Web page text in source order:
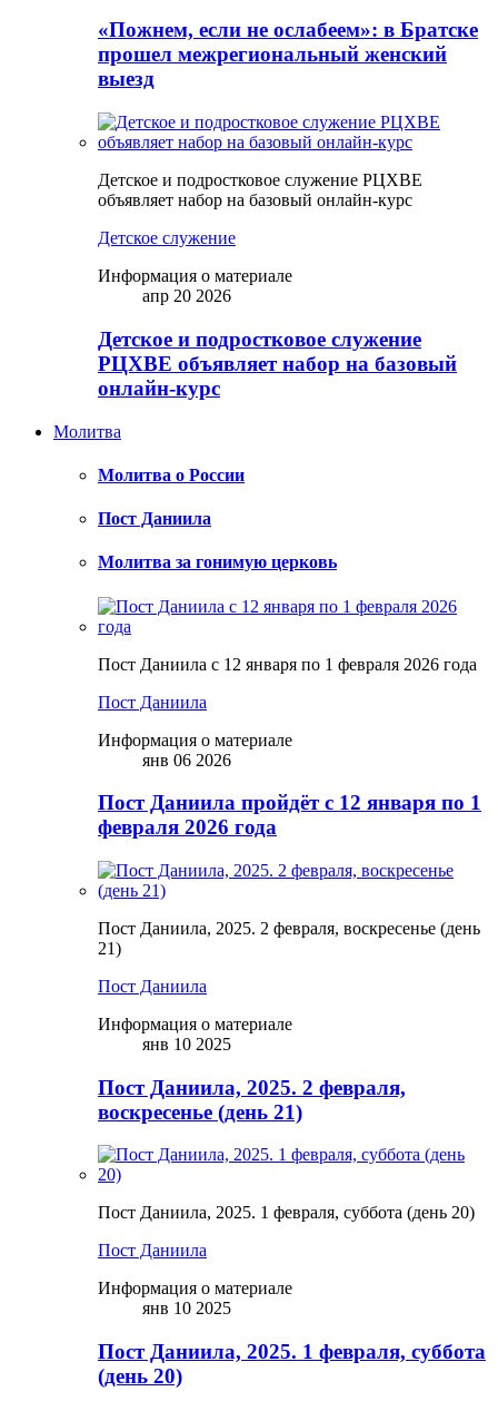
«Пожнем, если не ослабеем»: в Братске
прошел межрегиональный женский
выезд
Детское и подростковое служение РЦХВЕ
объявляет набор на базовый онлайн-курс
Детское служение
Информация о материале
апр 20 2026
Детское и подростковое служение
РЦХВЕ объявляет набор на базовый
онлайн-курс
Молитва
Молитва о России
Пост Даниила
Молитва за гонимую церковь
Пост Даниила с 12 января по 1 февраля 2026 года
Пост Даниила
Информация о материале
янв 06 2026
Пост Даниила пройдёт с 12 января по 1
февраля 2026 года
Пост Даниила, 2025. 2 февраля, воскресенье (день
21)
Пост Даниила
Информация о материале
янв 10 2025
Пост Даниила, 2025. 2 февраля,
воскресенье (день 21)
Пост Даниила, 2025. 1 февраля, суббота (день 20)
Пост Даниила
Информация о материале
янв 10 2025
Пост Даниила, 2025. 1 февраля, суббота
(день 20)